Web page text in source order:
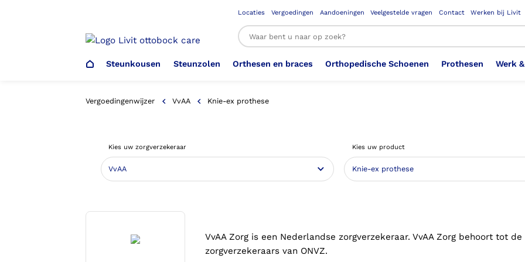
Locaties Vergoedingen Aandoeningen Veelgestelde vragen Contact Werken bij Livit
Steunkousen
Steunkousen (klasse 1)
Kousen (klasse 2)
Aantrekhulpen
Steunzolen
Steunzolen 3D geprinte steunzolen
Voetdrukmeting
Orthesen en braces
Arm Elleboog Been Knie
Heup Bekken Lies Hoofd Nek
Orthopedische Schoenen
Schoenencatalogus Orthopedische Schoenen OSA
Ambulo Badschoenen
Prothesen
Armprothese Bovenbeenprothese
Elleboogprothese Hand & Vinger prothese
Onderbeenprothese
Werk
Werkgever
Werknemer
Vergoedingenwijzer VvAA Knie-ex prothese
Kies uw zorgverzekeraar Kies uw product
VvAA Zorg is een Nederlandse zorgverzekeraar. VvAA Zorg behoort tot de
zorgverzekeraars van ONVZ.